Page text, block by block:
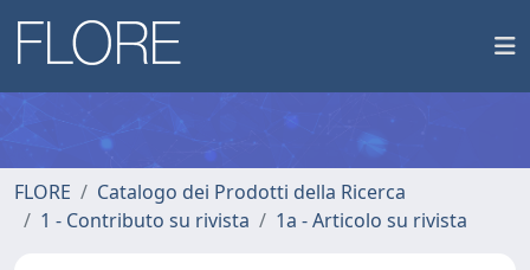
FLORE
Catalogo dei Prodotti della Ricerca
1 - Contributo su rivista
1a - Articolo su rivista